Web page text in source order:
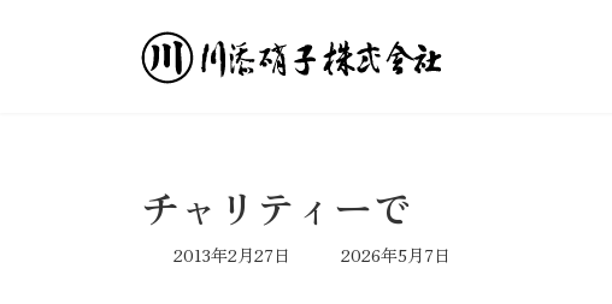
チャリティーで
2013年2月27日
最
2026年5月7日